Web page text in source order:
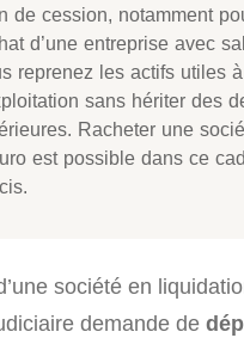
de cession, notamment
d’une entreprise avec
reprenez les actifs utiles à
sans hériter des
Racheter une
est possible dans ce
société en
demande de